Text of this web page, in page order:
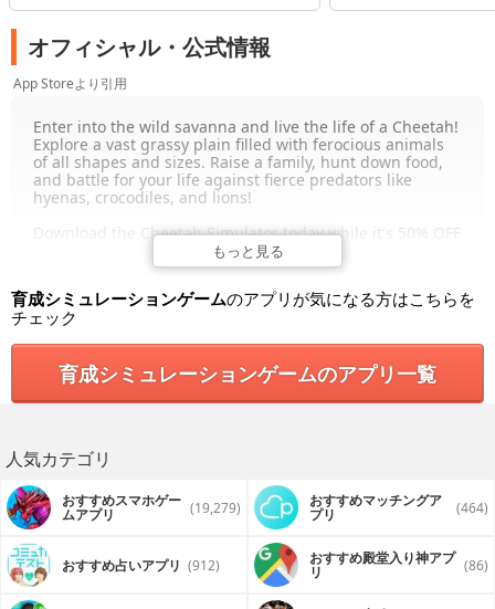
オフィシャル・公式情報
App Storeより引用
もっと見る
Enter into the wild savanna and live the life of a Cheetah!
Explore a vast grassy plain filled with ferocious animals
of all shapes and sizes. Raise a family, hunt down food,
and battle for your life against fierce predators like
hyenas, crocodiles, and lions!
Download the Cheetah Simulator today while it's 50% OFF
Game Features
+ REALISTIC SIMULATOR - You'll need to maintain your
health, hunger, thirst and energy if you're going to
survive in the hostile plains of the African savanna!
+ BLAZING SPEED - Race your way through the vast world
at blurring speeds that will leave your enemies in the
dust!
and deadly pounce to hunt down tasty snacks and fight
dangerous exotic animals!
+ START A CHEETAH PACK - Find a mate to bond with and
raise your very own family of cheetahs! Watch your cubs
grow in size and strength as they help you battle your
enemies!
+ LEVEL UP YOUR CHEETAH - Gain experience by
育成シミュレーションゲームのアプリが気になる方はこちらを
チェック
育成シミュレーションゲームのアプリ一覧
人気カテゴリ
おすすめスマホゲー
ムアプリ (19,279) おすすめマッチングア
プリ (464)
おすすめ占いアプリ (912) おすすめ殿堂入り神アプ
リ (86)